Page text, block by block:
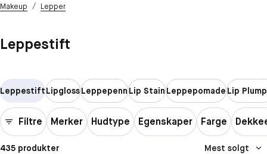
Makeup / Lepper
Leppestift
LeppestiftLipglossLeppepennLip StainLeppepomadeLip
Filtre Merker Hudtype Egenskaper Farge
435 produkter Mest solgt